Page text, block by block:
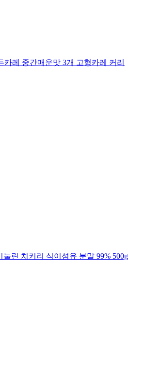
카레 중간매운맛 3개 고형카레 커리
린 치커리 식이섬유 분말 99% 500g